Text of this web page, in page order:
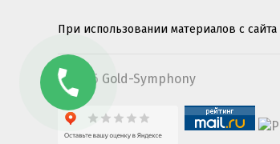
При использовании материалов с сайта
© 2026 Gold-Symphony